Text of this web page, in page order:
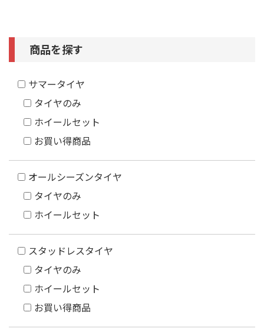
商品を探す
サマータイヤ
タイヤのみ
ホイールセット
お買い得商品
オールシーズンタイヤ
タイヤのみ
ホイールセット
スタッドレスタイヤ
タイヤのみ
ホイールセット
お買い得商品